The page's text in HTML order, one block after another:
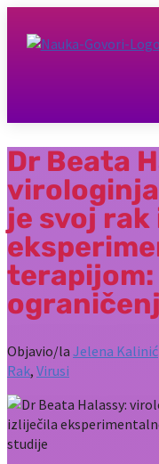
Dr Beata
je svoj
terapijom:
Objavio/la Jelena Kalinić
Rak, Virusi